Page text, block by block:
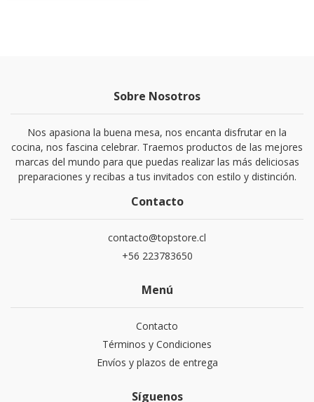
Sobre Nosotros
Nos apasiona la buena mesa, nos encanta disfrutar en la
cocina, nos fascina celebrar. Traemos productos de las mejores
marcas del mundo para que puedas realizar las más deliciosas
preparaciones y recibas a tus invitados con estilo y distinción.
Contacto
contacto@topstore.cl
+56 223783650
Menú
Contacto
Términos y Condiciones
Envíos y plazos de entrega
Síguenos